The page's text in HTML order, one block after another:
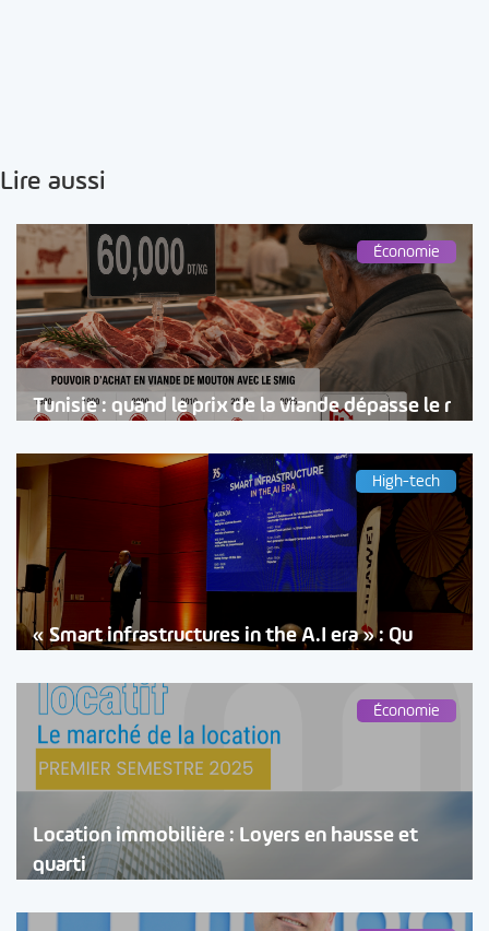
Lire aussi
Économie
Tunisie : quand le prix de la viande dépasse le r
High-tech
« Smart infrastructures in the A.I era » : Qu
Économie
Location immobilière : Loyers en hausse et
quarti